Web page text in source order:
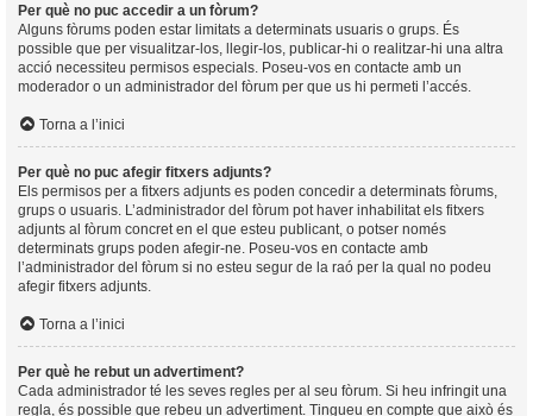
Per què no puc accedir a un fòrum?
Alguns fòrums poden estar limitats a determinats usuaris o grups. És
possible que per visualitzar-los, llegir-los, publicar-hi o realitzar-hi una altra
acció necessiteu permisos especials. Poseu-vos en contacte amb un
moderador o un administrador del fòrum per que us hi permeti l’accés.
Torna a l’inici
Per què no puc afegir fitxers adjunts?
Els permisos per a fitxers adjunts es poden concedir a determinats fòrums,
grups o usuaris. L’administrador del fòrum pot haver inhabilitat els fitxers
adjunts al fòrum concret en el que esteu publicant, o potser només
determinats grups poden afegir-ne. Poseu-vos en contacte amb
l’administrador del fòrum si no esteu segur de la raó per la qual no podeu
afegir fitxers adjunts.
Torna a l’inici
Per què he rebut un advertiment?
Cada administrador té les seves regles per al seu fòrum. Si heu infringit una
regla, és possible que rebeu un advertiment. Tingueu en compte que això és